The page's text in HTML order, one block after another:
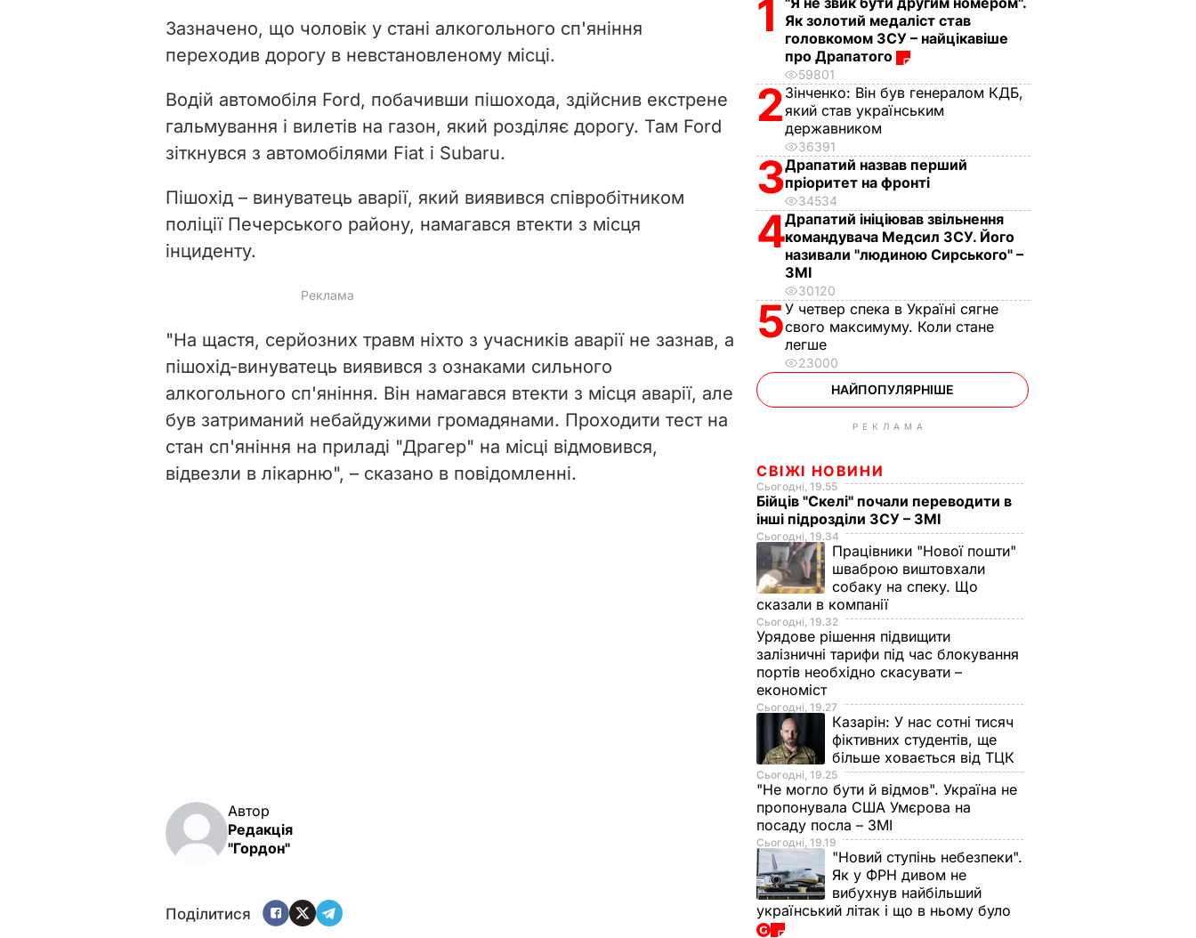
i
d
e
o
Зазначено, що чоловік у стані алкогольного сп'яніння
переходив дорогу в невстановленому місці.
Водій автомобіля Ford, побачивши пішохода, здійснив екстрене
гальмування і вилетів на газон, який розділяє дорогу. Там Ford
зіткнувся з автомобілями Fiat і Subaru.
Пішохід – винуватець аварії, який виявився співробітником
поліції Печерського району, намагався втекти з місця
інциденту.
"На щастя, серйозних травм ніхто з учасників аварії не зазнав, а
пішохід-винуватець виявився з ознаками сильного
алкогольного сп'яніння. Він намагався втекти з місця аварії, але
був затриманий небайдужими громадянами. Проходити тест на
стан сп'яніння на приладі "Драгер" на місці відмовився,
відвезли в лікарню", – сказано в повідомленні.
Автор
Редакція
"Гордон"
Поділитися
1
Як золотий медаліст став
головкомом ЗСУ – найцікавіше
про Драпатого
59801
2 Зінченко: Він був генералом КДБ,
який став українським
державником
36391
3Драпатий назвав перший
пріоритет на фронті
34534
4Драпатий ініціював звільнення
командувача Медсил ЗСУ. Його
називали "людиною Сирського" –
ЗМІ
30120
5У четвер спека в Україні сягне
свого максимуму. Коли стане
легше
23000
НАЙПОПУЛЯРНІШЕ
РЕКЛАМА
СВІЖІ НОВИНИ
Сьогодні, 19.55
Бійців "Скелі" почали переводити в
інші підрозділи ЗСУ – ЗМІ
Сьогодні, 19.34
Працівники "Нової пошти"
шваброю виштовхали
собаку на спеку. Що
сказали в компанії
Сьогодні, 19.32
Урядове рішення підвищити
залізничні тарифи під час блокування
портів необхідно скасувати –
економіст
Сьогодні, 19.27
Казарін: У нас сотні тисяч
фіктивних студентів, ще
більше ховається від ТЦК
Сьогодні, 19.25
"Не могло бути й відмов". Україна не
пропонувала США Умєрова на
посаду посла – ЗМІ
Сьогодні, 19.19
"Новий ступінь небезпеки".
Як у ФРН дивом не
вибухнув найбільший
український літак і що в ньому було